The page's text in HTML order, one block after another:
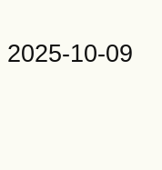
10-09